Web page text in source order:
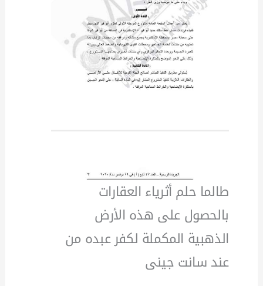
طالما حلم أثرياء العقارات
بالحصول على هذه الأرض
الذهبية المكملة لكفر عبده من
عند سانت جينى